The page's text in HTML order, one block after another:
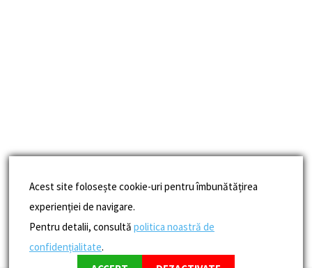
Acest site folosește cookie-uri pentru îmbunătățirea
experienției de navigare.
Pentru detalii, consultă politica noastră de
confidențialitate.